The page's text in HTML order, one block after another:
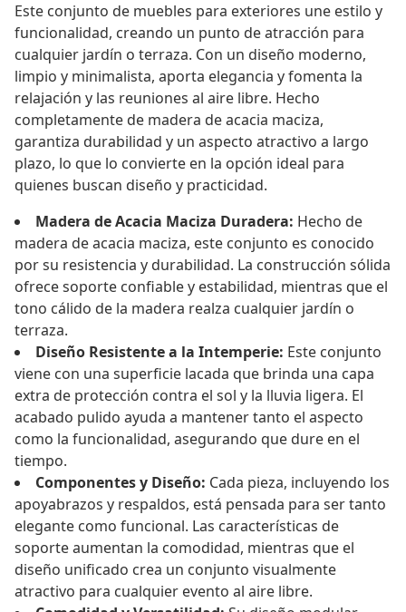
Este conjunto de muebles para exteriores une estilo y
funcionalidad, creando un punto de atracción para
cualquier jardín o terraza. Con un diseño moderno,
limpio y minimalista, aporta elegancia y fomenta la
relajación y las reuniones al aire libre. Hecho
completamente de madera de acacia maciza,
garantiza durabilidad y un aspecto atractivo a largo
plazo, lo que lo convierte en la opción ideal para
quienes buscan diseño y practicidad.
Madera de Acacia Maciza Duradera: Hecho de
madera de acacia maciza, este conjunto es conocido
por su resistencia y durabilidad. La construcción sólida
ofrece soporte confiable y estabilidad, mientras que el
tono cálido de la madera realza cualquier jardín o
terraza.
Diseño Resistente a la Intemperie: Este conjunto
viene con una superficie lacada que brinda una capa
extra de protección contra el sol y la lluvia ligera. El
acabado pulido ayuda a mantener tanto el aspecto
como la funcionalidad, asegurando que dure en el
tiempo.
Componentes y Diseño: Cada pieza, incluyendo los
apoyabrazos y respaldos, está pensada para ser tanto
elegante como funcional. Las características de
soporte aumentan la comodidad, mientras que el
diseño unificado crea un conjunto visualmente
atractivo para cualquier evento al aire libre.